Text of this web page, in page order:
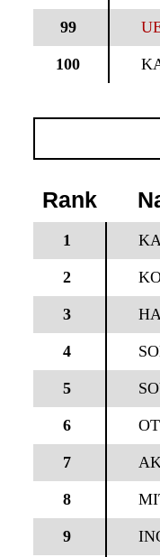
99
100
Rank
1
2
3
4
5
6
7
8
9